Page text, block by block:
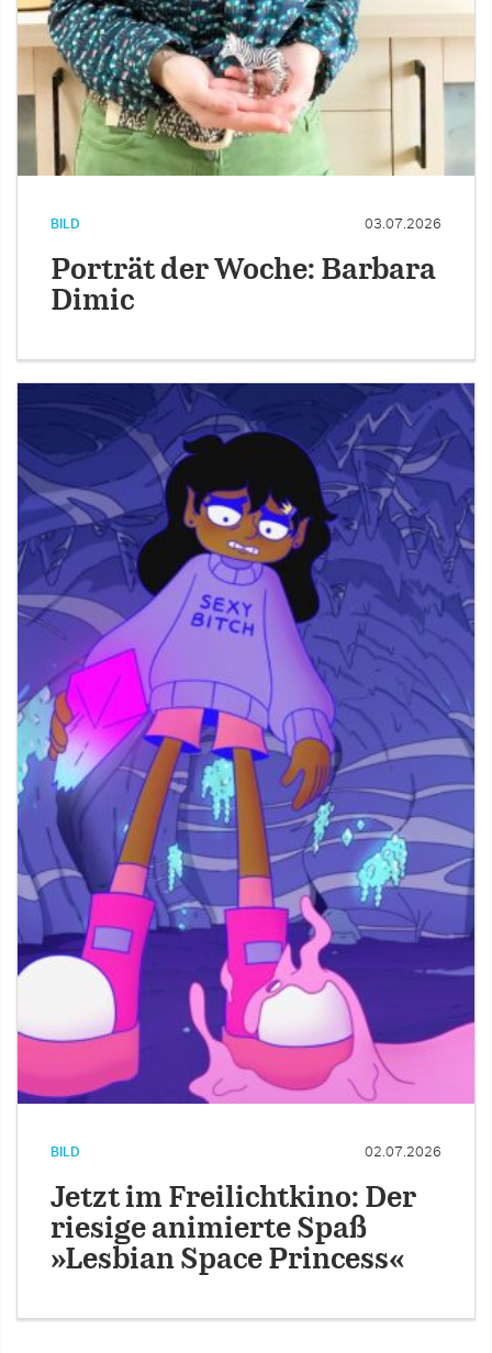
BILD 03.07.2026
Porträt der Woche: Barbara
Dimic
BILD 02.07.2026
Jetzt im Freilichtkino: Der
riesige animierte Spaß
»Lesbian Space Princess«